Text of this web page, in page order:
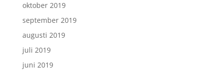
oktober 2019
september 2019
augusti 2019
juli 2019
juni 2019